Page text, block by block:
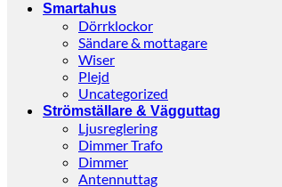
Smartahus
Dörrklockor
Sändare & mottagare
Wiser
Plejd
Uncategorized
Strömställare & Vägguttag
Ljusreglering
Dimmer Trafo
Dimmer
Antennuttag